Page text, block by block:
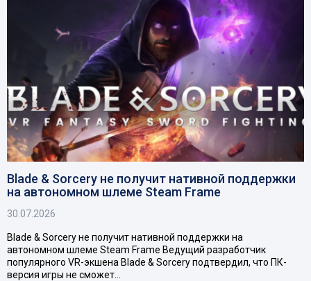
Blade & Sorcery не получит нативной поддержки
на автономном шлеме Steam Frame
30.07.2026
Blade & Sorcery не получит нативной поддержки на
автономном шлеме Steam Frame Ведущий разработчик
популярного VR-экшена Blade & Sorcery подтвердил, что ПК-
версия игры не сможет…